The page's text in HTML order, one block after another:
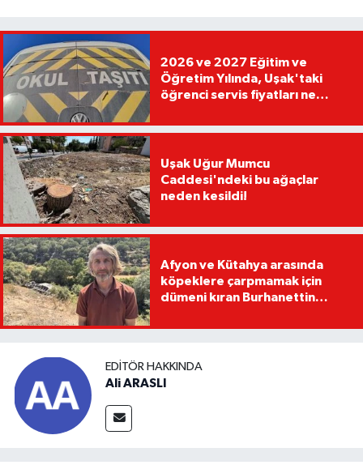
2026 ve 2027 Eğitim ve
Öğretim Yılında, Uşak'taki
öğrenci servis fiyatları ne
Uşak Uğur Mumcu
Caddesi'ndeki bu ağaçlar
neden kesildi!
Afyon ve Kütahya arasında
köpeklere çarpmamak için
dümeni kıran Burhanettin
EDITÖR HAKKINDA
Ali ARASLI